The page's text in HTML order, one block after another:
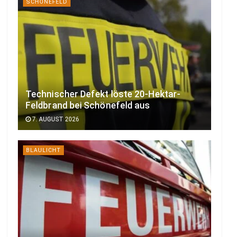
SCHÖNEFELD
Technischer Defekt löste 20-Hektar-
Feldbrand bei Schönefeld aus
7. AUGUST 2026
BLAULICHT